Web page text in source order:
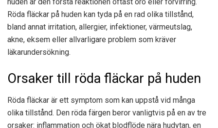
Röda fläckar på huden kan tyda på en rad olika tillstånd,
bland annat irritation, allergier, infektioner, värmeutslag,
akne, eksem eller allvarligare problem som kräver
läkarundersökning.
Orsaker till röda fläckar på huden
Röda fläckar är ett symptom som kan uppstå vid många
olika tillstånd. Den röda färgen beror vanligtvis på en av tre
orsaker: inflammation och ökat blodflöde nära hudytan, en